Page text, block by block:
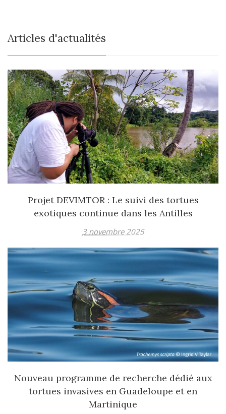
Articles d'actualités
Projet DEVIMTOR : Le suivi des tortues
exotiques continue dans les Antilles
3 novembre 2025
Nouveau programme de recherche dédié aux
tortues invasives en Guadeloupe et en
Martinique